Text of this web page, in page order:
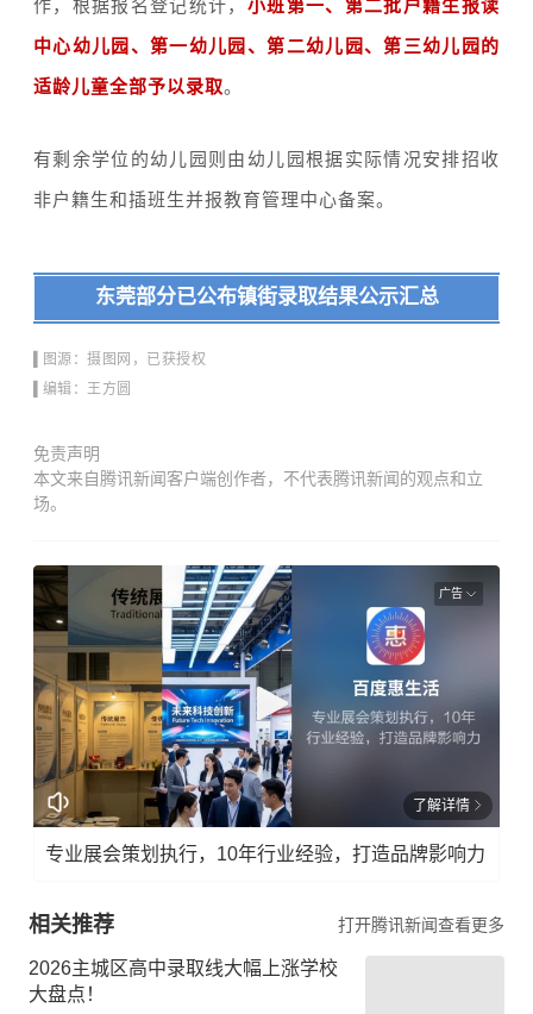
作，根据报名登记统计， 小班第一、第二批户籍生报读
中心幼儿园、第一幼儿园、第二幼儿园、第三幼儿园的
适龄儿童全部予以录取。
有剩余学位的幼儿园则由幼儿园根据实际情况安排招收
非户籍生和插班生并报教育管理中心备案。
东莞部分已公布镇街录取结果公示汇总
▌图源：摄图网，已获授权
▌编辑：王方圆
免责声明
本文来自腾讯新闻客户端创作者，不代表腾讯新闻的观点和立
场。
广告
了解详情
专业展会策划执行，10年行业经验，打造品牌影响力
相关推荐 打开腾讯新闻查看更多
2026主城区高中录取线大幅上涨学校
大盘点！